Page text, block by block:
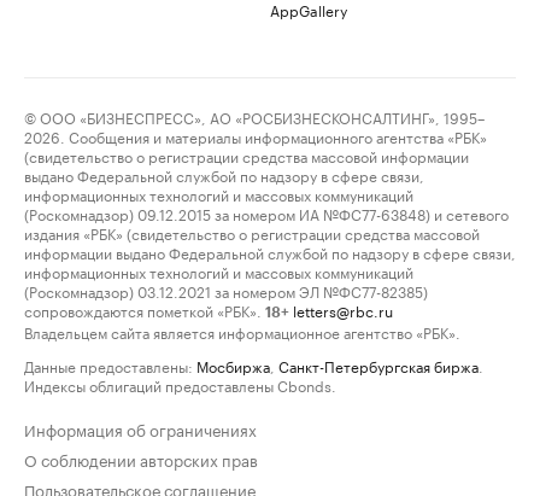
AppGallery
© ООО «БИЗНЕСПРЕСС», АО «РОСБИЗНЕСКОНСАЛТИНГ», 1995–
2026. Сообщения и материалы информационного агентства «РБК»
(свидетельство о регистрации средства массовой информации
выдано Федеральной службой по надзору в сфере связи,
информационных технологий и массовых коммуникаций
(Роскомнадзор) 09.12.2015 за номером ИА №ФС77-63848) и сетевого
издания «РБК» (свидетельство о регистрации средства массовой
информации выдано Федеральной службой по надзору в сфере связи,
информационных технологий и массовых коммуникаций
(Роскомнадзор) 03.12.2021 за номером ЭЛ №ФС77-82385)
сопровождаются пометкой «РБК».
18+ letters@rbc.ru
Владельцем сайта является информационное агентство «РБК».
Данные предоставлены: Мосбиржа Санкт-Петербургская биржа
Индексы облигаций предоставлены Cbonds.
Информация об ограничениях
О соблюдении авторских прав
Пользовательское соглашение